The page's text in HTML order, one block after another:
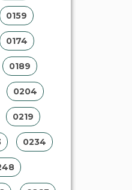
0159
0174
0189
0204
0219
0234